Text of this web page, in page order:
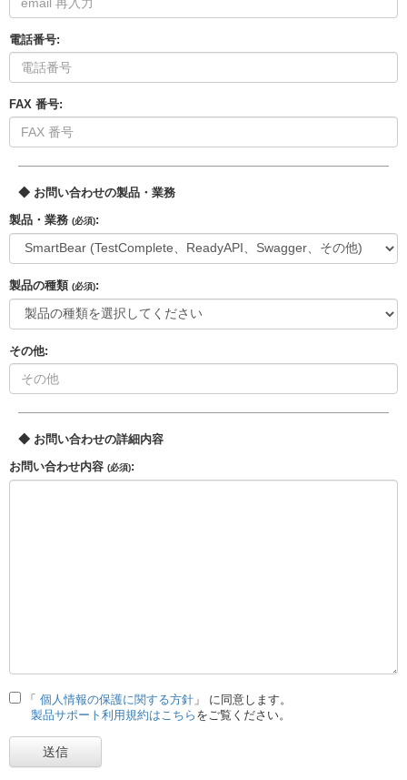
電話番号:
FAX 番号:
◆ お問い合わせの製品・業務
製品・業務 (必須):
製品の種類 (必須):
その他:
◆ お問い合わせの詳細内容
お問い合わせ内容 (必須):
「 個人情報の保護に関する方針 」 に同意します。
製品サポート利用規約はこちら をご覧ください。
送信